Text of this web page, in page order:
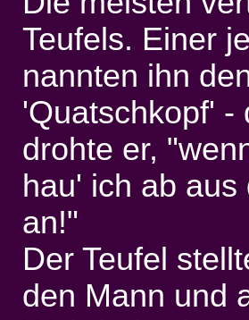
Teufels. Einer
nannten ihn
'Quatschkopf' -
drohte er,
hau' ich ab
an!"
Der Teufel
den Mann und